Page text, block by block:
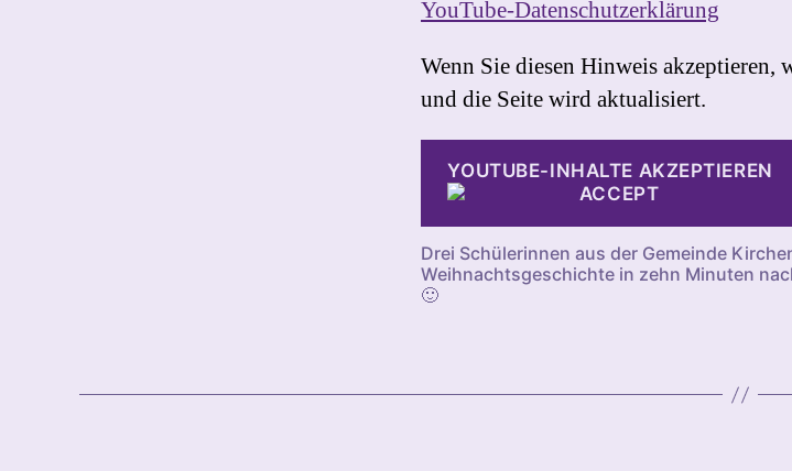
YouTube-Datenschutzerklärung
Wenn Sie diesen Hinweis akzeptieren,
und die Seite wird aktualisiert.
YOUTUBE-INHALTE AKZEPTIEREN
Drei Schülerinnen aus der Gemeinde
Weihnachtsgeschichte in zehn Minuten
🙂